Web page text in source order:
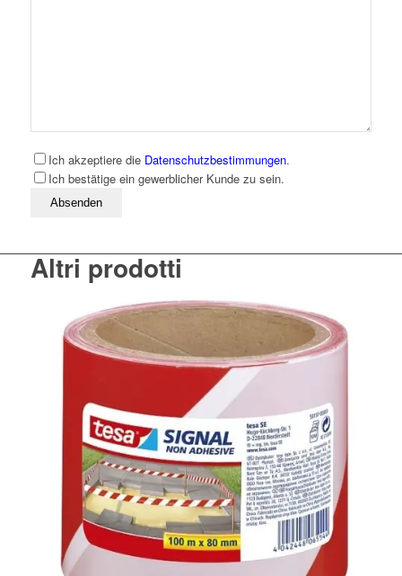
Ich akzeptiere die Datenschutzbestimmungen.
Ich bestätige ein gewerblicher Kunde zu sein.
Bitte lassen Sie dieses Feld leer
Altri prodotti